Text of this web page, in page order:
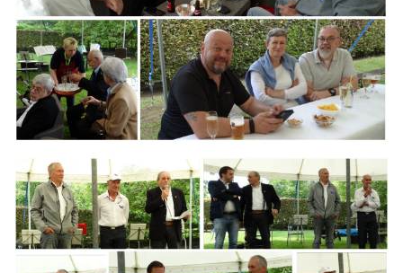
Branding
ARMCHAIR